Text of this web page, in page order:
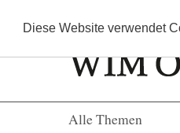
Diese Website verwendet
Alle Themen